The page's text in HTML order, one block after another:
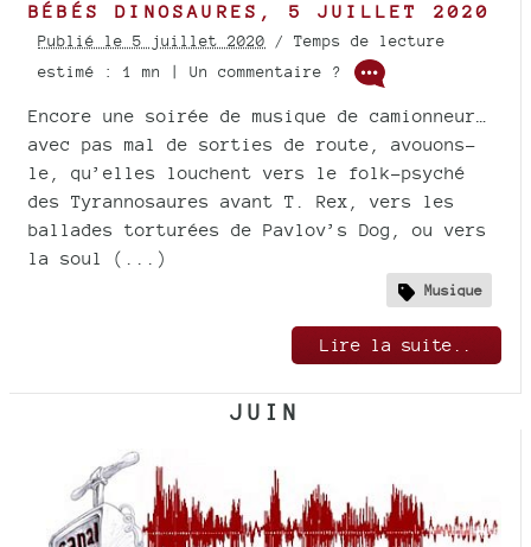
BÉBÉS DINOSAURES, 5 JUILLET 2020
Publié le 5 juillet 2020 / Temps de lecture
estimé : 1 mn | Un commentaire ?
Encore une soirée de musique de camionneur…
avec pas mal de sorties de route, avouons-
le, qu’elles louchent vers le folk-psyché
des Tyrannosaures avant T. Rex, vers les
ballades torturées de Pavlov’s Dog, ou vers
la soul (...)
Musique
Lire la suite..
JUIN